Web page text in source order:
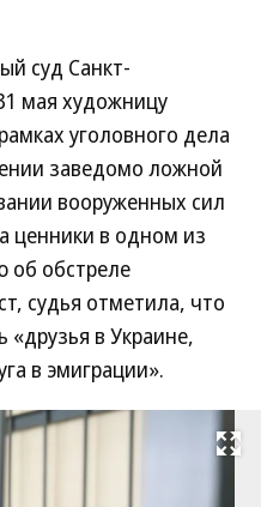
суд Санкт-
мая художницу
уголовного дела
заведомо ложной
вооруженных сил
ценники в одном из
об обстреле
судья отметила, что
«друзья в Украине,
в эмиграции».
Развернуть